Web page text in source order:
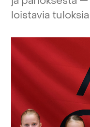
loistavia tuloksia